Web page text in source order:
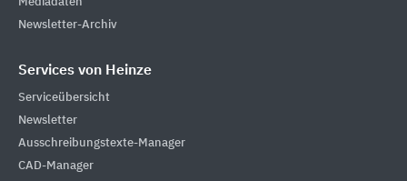
Newsletter-Archiv
Services von Heinze
Serviceübersicht
Newsletter
Ausschreibungstexte-Manager
CAD-Manager